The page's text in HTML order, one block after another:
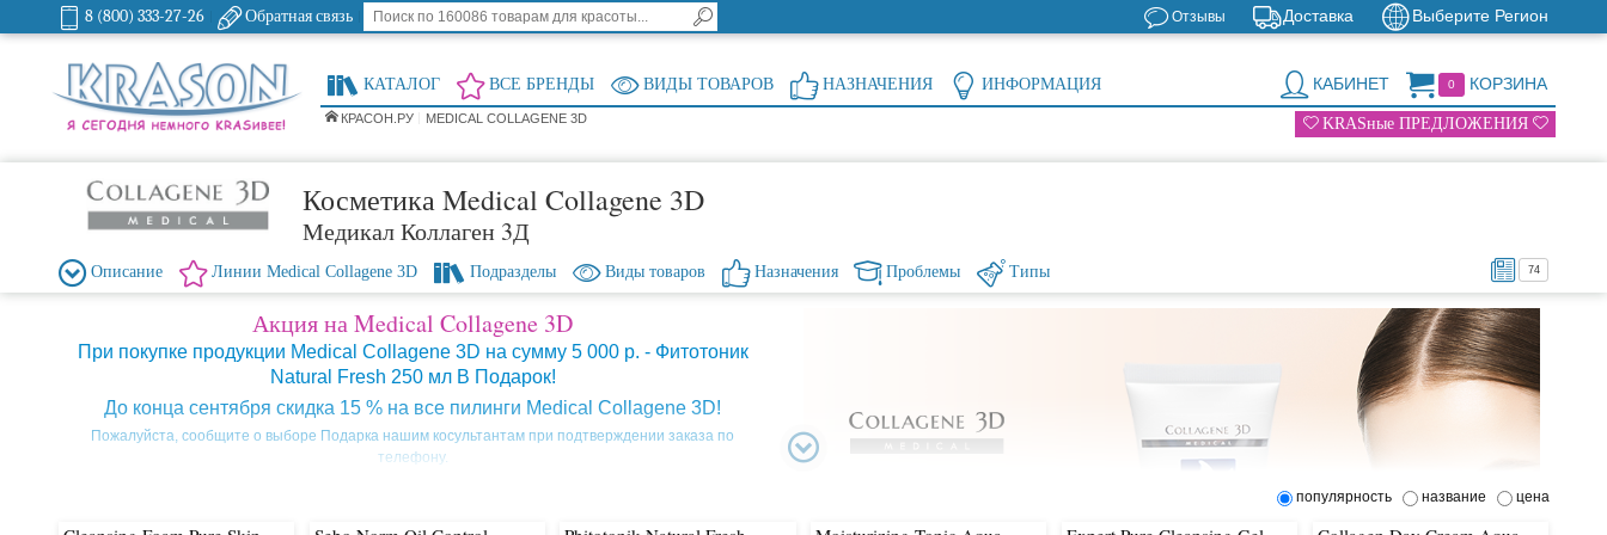
8 (800) 333-27-26 Обратная связь Выберите Регион
Доставка
Отзывы
0 КОРЗИНА
КАБИНЕТ
КАТАЛОГ ВСЕ БРЕНДЫ ВИДЫ ТОВАРОВ НАЗНАЧЕНИЯ ИНФОРМАЦИЯ
КРАСОН.РУ MEDICAL COLLAGENE 3D KRASные ПРЕДЛОЖЕНИЯ
Косметика Medical Collagene 3D
Медикал Коллаген 3Д
74
Описание Линии Medical Collagene 3D Подразделы Виды товаров Назначения Проблемы Типы
Акция на Medical Collagene 3D
При покупке продукции Medical Collagene 3D на сумму 5 000 р. - Фитотоник
Natural Fresh 250 мл В Подарок!
До конца сентября скидка 15 % на все пилинги Medical Collagene 3D!
Пожалуйста, сообщите о выборе Подарка нашим косультантам при подтверждении заказа по
телефону.
популярность название цена